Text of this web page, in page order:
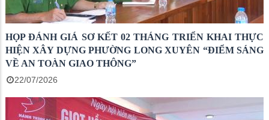
HỌP ĐÁNH GIÁ SƠ KẾT 02 THÁNG TRIỂN KHAI THỰC
HIỆN XÂY DỰNG PHƯỜNG LONG XUYÊN “ĐIỂM SÁNG
VỀ AN TOÀN GIAO THÔNG”
22/07/2026